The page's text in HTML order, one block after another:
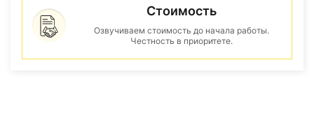
Стоимость
Озвучиваем стоимость до начала работы.
Честность в приоритете.